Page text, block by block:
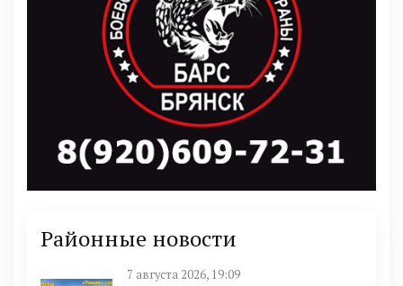
Районные новости
7 августа 2026, 19:09